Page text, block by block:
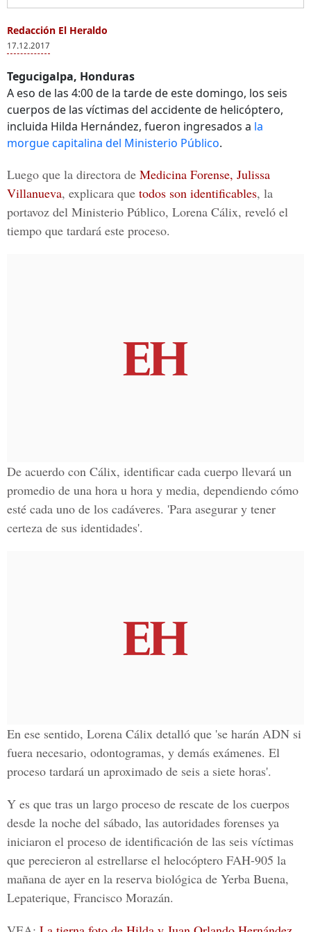
Redacción El Heraldo
17.12.2017
Tegucigalpa, Honduras
A eso de las 4:00 de la tarde de este domingo, los seis
cuerpos de las víctimas del accidente de helicóptero,
incluida Hilda Hernández, fueron ingresados a la
morgue capitalina del Ministerio Público.
Luego que la directora de Medicina Forense, Julissa
Villanueva, explicara que todos son identificables, la
portavoz del Ministerio Público, Lorena Cálix, reveló el
tiempo que tardará este proceso.
De acuerdo con Cálix, identificar cada cuerpo llevará un
promedio de una hora u hora y media, dependiendo cómo
esté cada uno de los cadáveres. 'Para asegurar y tener
certeza de sus identidades'.
En ese sentido, Lorena Cálix detalló que 'se harán ADN si
fuera necesario, odontogramas, y demás exámenes. El
proceso tardará un aproximado de seis a siete horas'.
Y es que tras un largo proceso de rescate de los cuerpos
desde la noche del sábado, las autoridades forenses ya
iniciaron el proceso de identificación de las seis víctimas
que perecieron al estrellarse el helocóptero FAH-905 la
mañana de ayer en la reserva biológica de Yerba Buena,
Lepaterique, Francisco Morazán.